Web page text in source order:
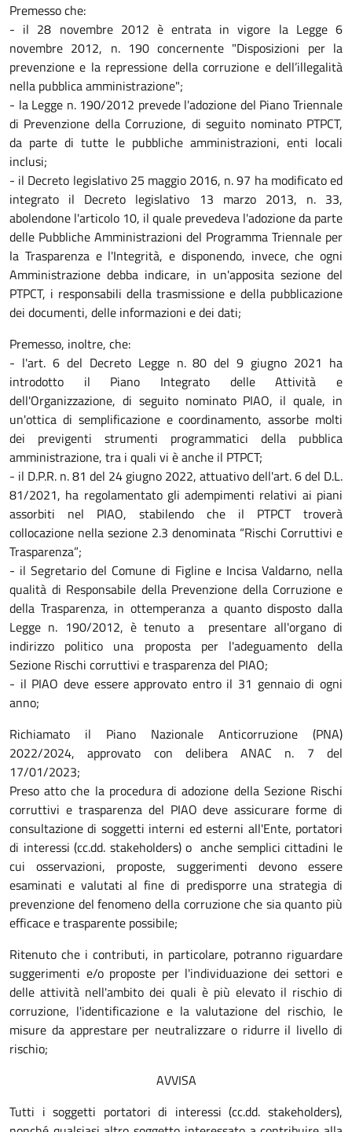
Premesso che:
- il 28 novembre 2012 è entrata in vigore la Legge 6
novembre 2012, n. 190 concernente "Disposizioni per la
prevenzione e la repressione della corruzione e dell’illegalità
nella pubblica amministrazione";
- la Legge n. 190/2012 prevede l'adozione del Piano Triennale
di Prevenzione della Corruzione, di seguito nominato PTPCT,
da parte di tutte le pubbliche amministrazioni, enti locali
inclusi;
- il Decreto legislativo 25 maggio 2016, n. 97 ha modificato ed
integrato il Decreto legislativo 13 marzo 2013, n. 33,
abolendone l'articolo 10, il quale prevedeva l'adozione da parte
delle Pubbliche Amministrazioni del Programma Triennale per
la Trasparenza e l'Integrità, e disponendo, invece, che ogni
Amministrazione debba indicare, in un'apposita sezione del
PTPCT, i responsabili della trasmissione e della pubblicazione
dei documenti, delle informazioni e dei dati;
Premesso, inoltre, che:
- l'art. 6 del Decreto Legge n. 80 del 9 giugno 2021 ha
introdotto il Piano Integrato delle Attività e
dell'Organizzazione, di seguito nominato PIAO, il quale, in
un'ottica di semplificazione e coordinamento, assorbe molti
dei previgenti strumenti programmatici della pubblica
amministrazione, tra i quali vi è anche il PTPCT;
- il D.P.R. n. 81 del 24 giugno 2022, attuativo dell'art. 6 del D.L.
81/2021, ha regolamentato gli adempimenti relativi ai piani
assorbiti nel PIAO, stabilendo che il PTPCT troverà
collocazione nella sezione 2.3 denominata “Rischi Corruttivi e
Trasparenza”;
- il Segretario del Comune di Figline e Incisa Valdarno, nella
qualità di Responsabile della Prevenzione della Corruzione e
della Trasparenza, in ottemperanza a quanto disposto dalla
Legge n. 190/2012, è tenuto a presentare all'organo di
indirizzo politico una proposta per l'adeguamento della
Sezione Rischi corruttivi e trasparenza del PIAO;
- il PIAO deve essere approvato entro il 31 gennaio di ogni
anno;
Richiamato il Piano Nazionale Anticorruzione (PNA)
2022/2024, approvato con delibera ANAC n. 7 del
17/01/2023;
Preso atto che la procedura di adozione della Sezione Rischi
corruttivi e trasparenza del PIAO deve assicurare forme di
consultazione di soggetti interni ed esterni all'Ente, portatori
di interessi (cc.dd. stakeholders) o anche semplici cittadini le
cui osservazioni, proposte, suggerimenti devono essere
esaminati e valutati al fine di predisporre una strategia di
prevenzione del fenomeno della corruzione che sia quanto più
efficace e trasparente possibile;
Ritenuto che i contributi, in particolare, potranno riguardare
suggerimenti e/o proposte per l'individuazione dei settori e
delle attività nell'ambito dei quali è più elevato il rischio di
corruzione, l'identificazione e la valutazione del rischio, le
misure da apprestare per neutralizzare o ridurre il livello di
rischio;
AVVISA
Tutti i soggetti portatori di interessi (cc.dd. stakeholders),